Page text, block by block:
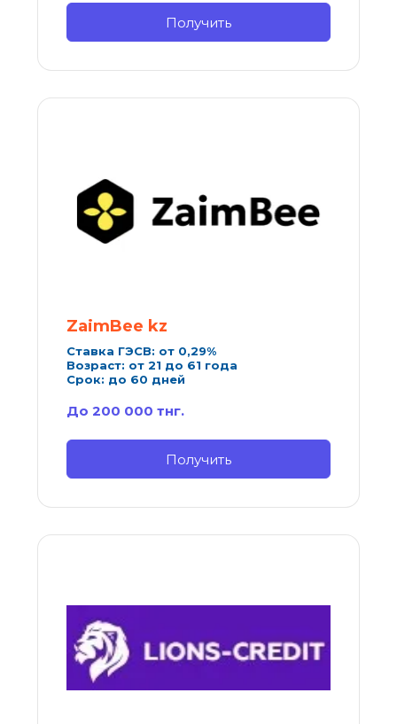
Получить
ZaimBee kz
Ставка ГЭСВ: от 0,29%
Возраст: от 21 до 61 года
Срок: до 60 дней
До 200 000 тнг.
Получить